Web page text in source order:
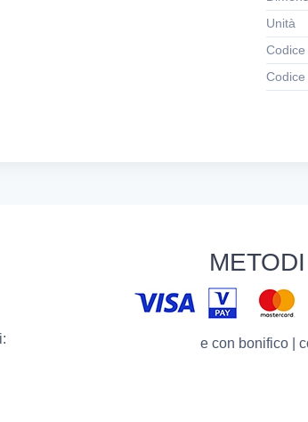
Unità
Codice
Codice
e con bonifico |